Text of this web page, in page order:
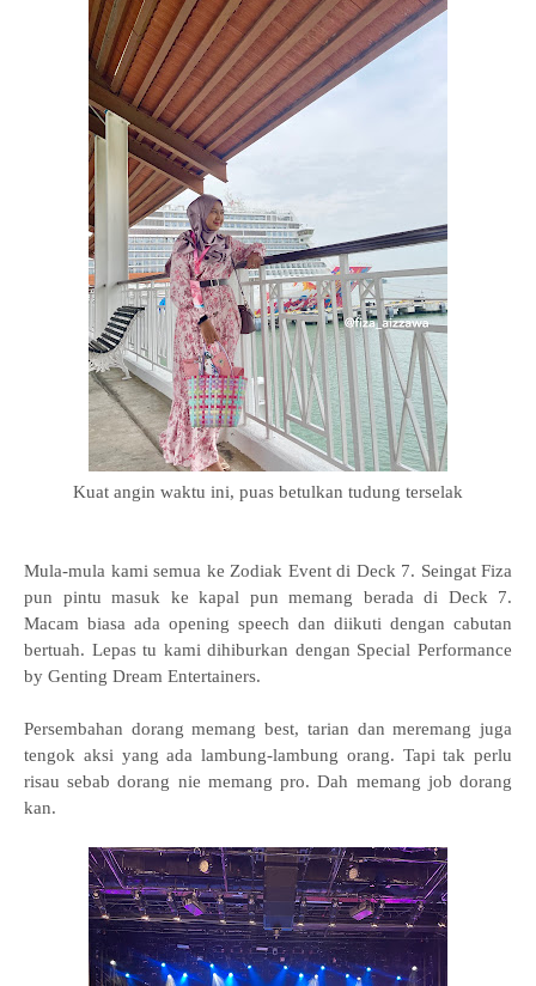
Kuat angin waktu ini, puas betulkan tudung terselak
Mula-mula kami semua ke Zodiak Event di Deck 7. Seingat Fiza
pun pintu masuk ke kapal pun memang berada di Deck 7.
Macam biasa ada opening speech dan diikuti dengan cabutan
bertuah. Lepas tu kami dihiburkan dengan Special Performance
by Genting Dream Entertainers.
Persembahan dorang memang best, tarian dan meremang juga
tengok aksi yang ada lambung-lambung orang. Tapi tak perlu
risau sebab dorang nie memang pro. Dah memang job dorang
kan.